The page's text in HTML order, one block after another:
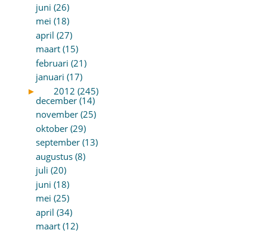
juni (26)
mei (18)
april (27)
maart (15)
februari (21)
januari (17)
►
2012 (245)
december (14)
november (25)
oktober (29)
september (13)
augustus (8)
juli (20)
juni (18)
mei (25)
april (34)
maart (12)